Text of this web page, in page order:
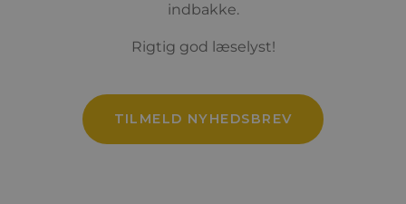
indbakke.
Rigtig god læselyst!
TILMELD NYHEDSBREV